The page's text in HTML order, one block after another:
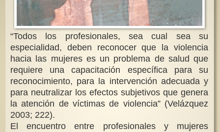
“Todos los profesionales, sea cual sea su
especialidad, deben reconocer que la violencia
hacia las mujeres es un problema de salud que
requiere una capacitación específica para su
reconocimiento, para la intervención adecuada y
para neutralizar los efectos subjetivos que genera
la atención de víctimas de violencia” (Velázquez
2003; 222).
El encuentro entre profesionales y mujeres